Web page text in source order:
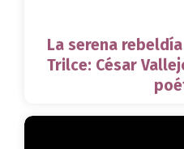
La serena
Trilce: César